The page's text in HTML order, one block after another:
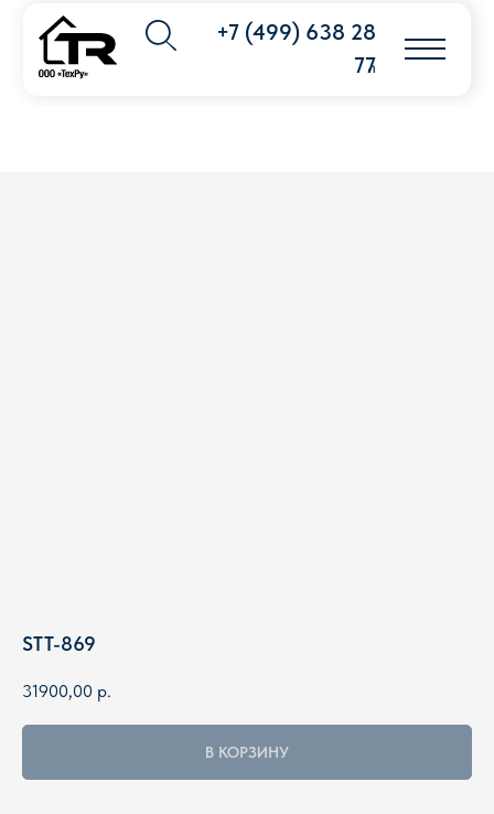
info@techpribor.com
+7 (499) 638 28
77
STT-869
31900,00 р.
В КОРЗИНУ